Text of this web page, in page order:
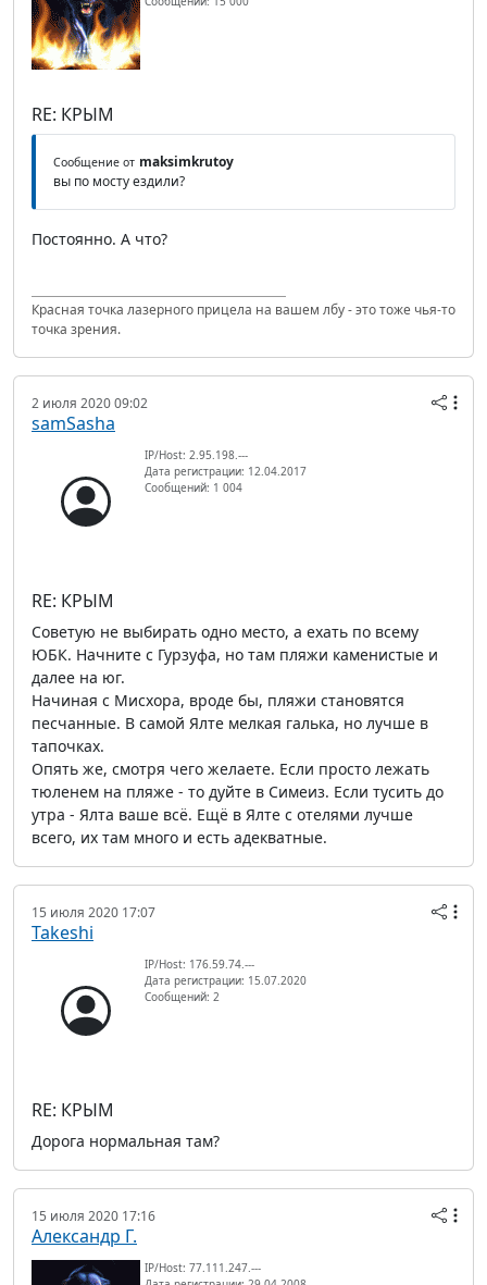
RE: КРЫМ
Сообщение от maksimkrutoy
вы по мосту ездили?
Постоянно. А что?
Красная точка лазерного прицела на вашем лбу - это тоже чья-то
точка зрения.
2 июля 2020 09:02
samSasha
IP/Host: 2.95.198.---
Дата регистрации: 12.04.2017
Сообщений: 1 004
RE: КРЫМ
Советую не выбирать одно место, а ехать по всему
ЮБК. Начните с Гурзуфа, но там пляжи каменистые и
далее на юг.
Начиная с Мисхора, вроде бы, пляжи становятся
песчанные. В самой Ялте мелкая галька, но лучше в
тапочках.
Опять же, смотря чего желаете. Если просто лежать
тюленем на пляже - то дуйте в Симеиз. Если тусить до
утра - Ялта ваше всё. Ещё в Ялте с отелями лучше
всего, их там много и есть адекватные.
15 июля 2020 17:07
Takeshi
IP/Host: 176.59.74.---
Дата регистрации: 15.07.2020
Сообщений: 2
RE: КРЫМ
Дорога нормальная там?
15 июля 2020 17:16
Александр Г.
IP/Host: 77.111.247.---